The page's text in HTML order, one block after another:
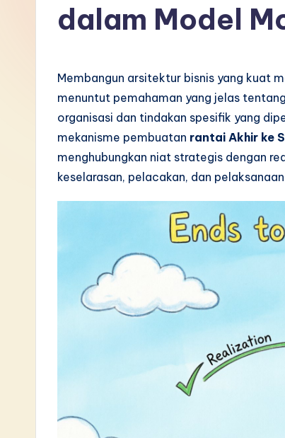
si
dalam Model
Membangun arsitektur bisnis yang kuat
menuntut pemahaman yang jelas
organisasi dan tindakan spesifik yang
mekanisme pembuatan rantai Akhir ke
menghubungkan niat strategis dengan
keselarasan, pelacakan, dan